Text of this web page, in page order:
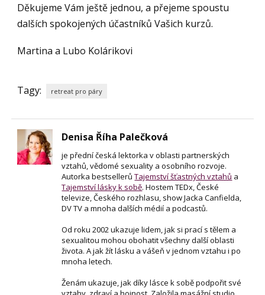
Děkujeme Vám ještě jednou, a přejeme spoustu
dalších spokojených účastníků Vašich kurzů.
Martina a Lubo Kolárikovi
Tagy: retreat pro páry
Denisa Říha Palečková
je přední česká lektorka v oblasti partnerských
vztahů, vědomé sexuality a osobního rozvoje.
Autorka bestsellerůTajemství šťastných vztahů a
Tajemství lásky k sobě. Hostem TEDx, České
televize, Českého rozhlasu, show Jacka Canfielda,
DV TV a mnoha dalších médií a podcastů.
Od roku 2002 ukazuje lidem, jak si prací s tělem a
sexualitou mohou obohatit všechny další oblasti
života. A jak žít lásku a vášeň v jednom vztahu i po
mnoha letech.
Ženám ukazuje, jak díky lásce k sobě podpořit své